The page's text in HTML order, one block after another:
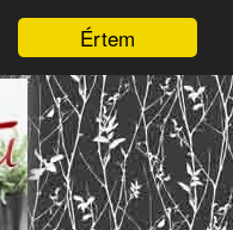
Értem